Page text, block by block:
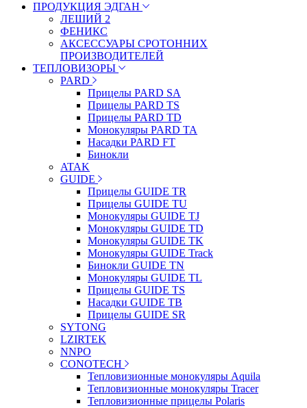
ПРОДУКЦИЯ ЭДГАН
ЛЕШИЙ 2
ФЕНИКС
АКСЕССУАРЫ СРОТОННИХ
ПРОИЗВОДИТЕЛЕЙ
ТЕПЛОВИЗОРЫ
PARD
Прицелы PARD SA
Прицелы PARD TS
Прицелы PARD TD
Монокуляры PARD TA
Насадки PARD FT
Бинокли
ATAK
GUIDE
Прицелы GUIDE TR
Прицелы GUIDE TU
Монокуляры GUIDE TJ
Монокуляры GUIDE TD
Монокуляры GUIDE TK
Монокуляры GUIDE Track
Бинокли GUIDE TN
Монокуляры GUIDE TL
Прицелы GUIDE TS
Насадки GUIDE TB
Прицелы GUIDE SR
SYTONG
LZIRTEK
NNPO
CONOTECH
Тепловизионные монокуляры Aquila
Тепловизионные монокуляры Tracer
Тепловизионные прицелы Polaris